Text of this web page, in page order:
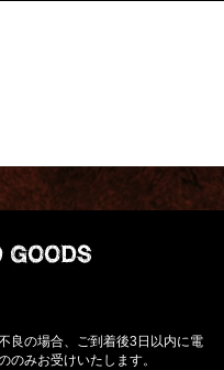
良の場合、ご到着後3日以内に電
のみお受けいたします。